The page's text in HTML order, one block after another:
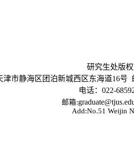
研究生处版
津市静海区团泊新城西区东海道16
电话：022-
邮箱:
Add:No.51 Weijin